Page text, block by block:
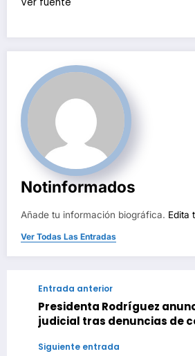
Notinformados
Añade tu información biográfica. Edita
Ver Todas Las Entradas
Entrada anterior
Presidenta Rodríguez
judicial tras denuncias de
Siguiente entrada